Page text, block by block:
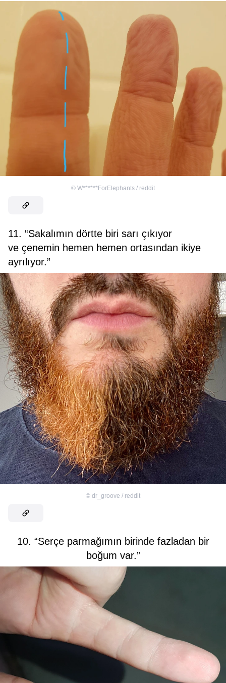
© W******ForElephants / reddit
11. “Sakalımın dörtte biri sarı çıkıyor
ve çenemin hemen hemen ortasından ikiye
ayrılıyor.”
© dr_groove / reddit
10. “Serçe parmağımın birinde fazladan bir
boğum var.”